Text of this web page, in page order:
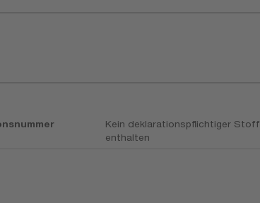
Kein deklarationspflichtiger Stoff
enthalten